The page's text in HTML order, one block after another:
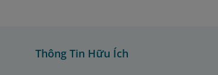
Thông Tin Hữu Ích